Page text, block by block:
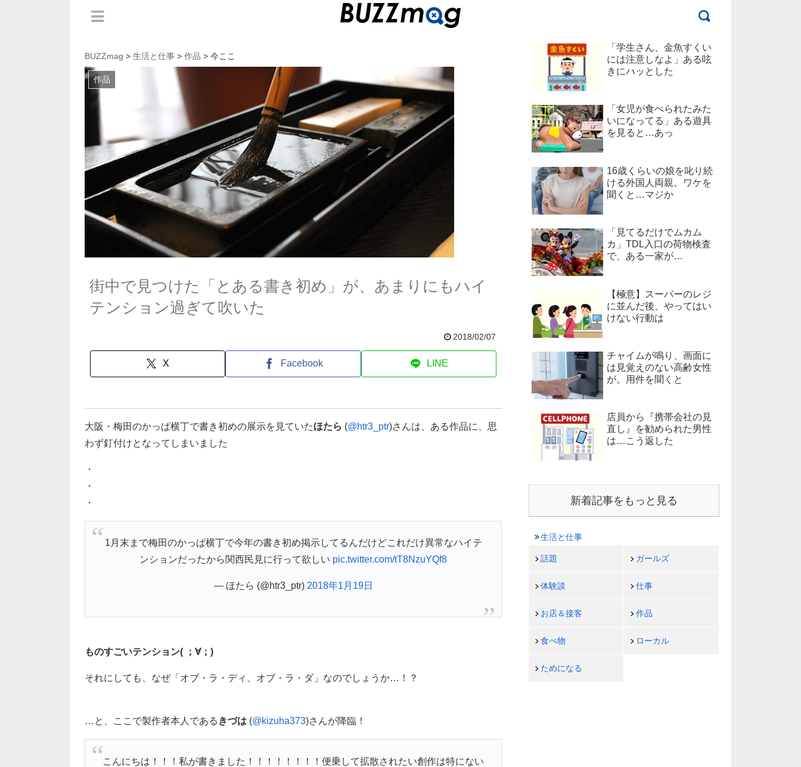
BUZZmag > 生活と仕事 > 作品 > 今ここ
作品
街中で見つけた「とある書き初め」が、あまりにもハイ
テンション過ぎて吹いた
2018/02/07
X Facebook LINE
大阪・梅田のかっぱ横丁で書き初めの展示を見ていたほたら (@htr3_ptr)さんは、ある作品に、思
わず釘付けとなってしまいました
・
・
・
1月末まで梅田のかっぱ横丁で今年の書き初め掲示してるんだけどこれだけ異常なハイテ
ンションだったから関西民見に行って欲しい pic.twitter.com/tT8NzuYQf8
— ほたら (@htr3_ptr) 2018年1月19日
ものすごいテンション( ；∀；)
それにしても、なぜ「オブ・ラ・ディ、オブ・ラ・ダ」なのでしょうか…！？
…と、ここで製作者本人である きづは (@kizuha373)さんが降臨！
こんにちは！！！私が書きました！！！！！！！！便乗して拡散されたい創作は特にない
「学生さん、金魚すくい
には注意しなよ」ある呟
きにハッとした
「女児が食べられたみた
いになってる」ある遊具
を見ると…あっ
16歳くらいの娘を叱り続
ける外国人両親。ワケを
聞くと…マジか
「見てるだけでムカム
カ」TDL入口の荷物検査
で、ある一家が…
【極意】スーパーのレジ
に並んだ後、やってはい
けない行動は
チャイムが鳴り、画面に
は見覚えのない高齢女性
が。用件を聞くと
店員から『携帯会社の見
直し』を勧められた男性
は…こう返した
新着記事をもっと見る
生活と仕事
話題 ガールズ
体験談 仕事
お店＆接客 作品
食べ物 ローカル
ためになる